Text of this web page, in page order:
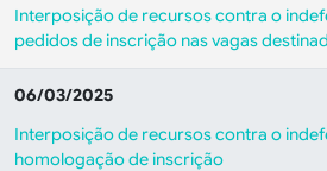
Interposição de recursos contra o
pedidos de inscrição nas vagas
06/03/2025
Interposição de recursos contra o
homologação de inscrição